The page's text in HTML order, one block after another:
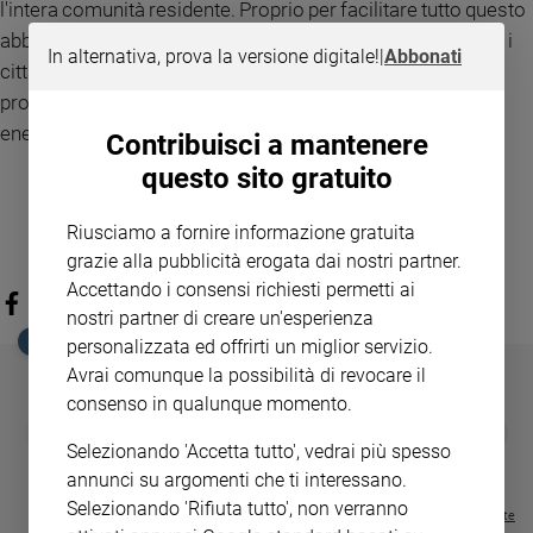
l'intera comunità residente. Proprio per facilitare tutto questo
abbiamo creato una app gratuita Sun4U attraverso la quale i
cittadini possono incontrarsi, mettere a disposizione le
proprie competenze e creare così insieme una comunità
energetica».
EDICOLA SAN PAOLO
€ 34,80 € 21,90 37%
€ 104,00 € 83,00 20%
Visualizza tutte le riviste
In alternativa, prova la versione digitale!|Abbonati
Contribuisci a mantenere
questo sito gratuito
Riusciamo a fornire informazione gratuita
grazie alla pubblicità erogata dai nostri partner.
Accettando i consensi richiesti permetti ai
nostri partner di creare un'esperienza
personalizzata ed offrirti un miglior servizio.
Avrai comunque la possibilità di revocare il
consenso in qualunque momento.
Selezionando 'Accetta tutto', vedrai più spesso
annunci su argomenti che ti interessano.
Selezionando 'Rifiuta tutto', non verranno